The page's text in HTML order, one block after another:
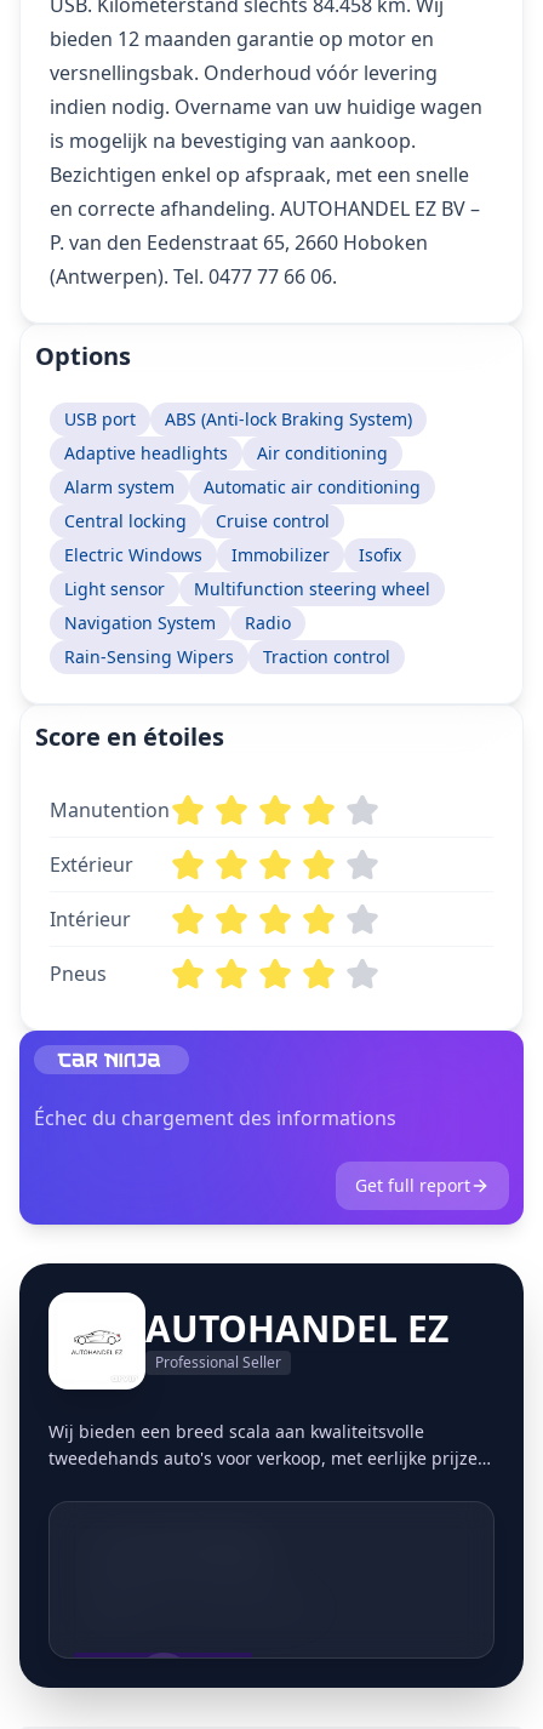
bieden 12 maanden garantie op motor en
versnellingsbak. Onderhoud vóór levering
indien nodig. Overname van uw huidige wagen
is mogelijk na bevestiging van aankoop.
Bezichtigen enkel op afspraak, met een snelle
en correcte afhandeling. AUTOHANDEL EZ BV –
P. van den Eedenstraat 65, 2660 Hoboken
(Antwerpen). Tel. 0477 77 66 06.
Options
USB port
ABS (Anti-lock Braking System)
Adaptive headlights
Air conditioning
Alarm system
Automatic air conditioning
Central locking
Cruise control
Electric Windows
Immobilizer
Isofix
Light sensor
Multifunction steering wheel
Navigation System
Radio
Rain-Sensing Wipers
Traction control
Score en étoiles
Manutention
Extérieur
Intérieur
Pneus
Échec du chargement des informations
Get full report
AUTOHANDEL EZ
Professional Seller
Wij bieden een breed scala aan kwaliteitsvolle
tweedehands auto's voor verkoop, met eerlijke prijzen
moeiteloze en handige manier om uw auto te
Aan&Verkoop auto... Particulieren en bedrijven